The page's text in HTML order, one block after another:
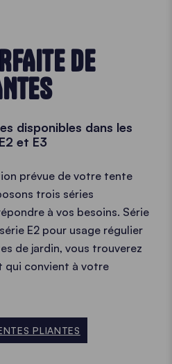
DE
disponibles dans les
et E3
prévue de votre tente
trois séries
à vos besoins. Série
E2 pour usage régulier
de jardin, vous trouverez
qui convient à votre
PLIANTES